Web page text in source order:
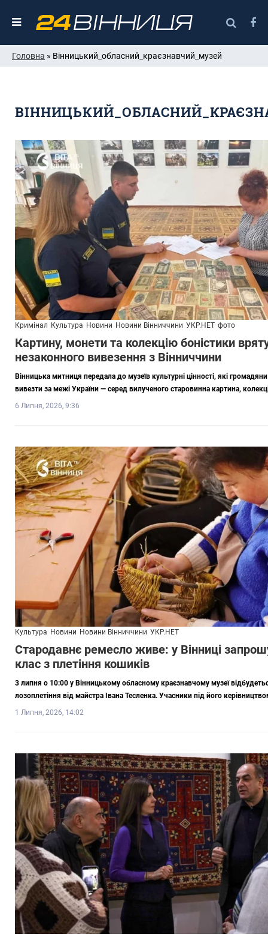
Головна » Вінницький_обласний_краєзнавчий_музей
Кримінал Культура Новини Новини Вінниччини УКР.НЕТ фото
Картину, монети та колекцію боністики
незаконного вивезення з Вінниччини
Вінницька митниця передала до музеїв культурні цінності, які
вивезти за межі України — серед вилученого старовинна картина,
6 Липня, 2026, 9:36
Культура Новини Новини Вінниччини УКР.НЕТ
Стародавнє ремесло живе: у Вінниці
клас з плетіння кошиків
3 липня о 10:00 у Вінницькому обласному краєзнавчому музеї
лозоплетіння від майстра Івана Тесленка. Учасники під його
1 Липня, 2026, 14:02